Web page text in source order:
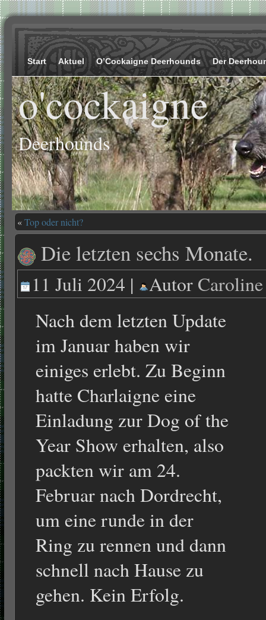
Start Aktuel O’Cockaigne Deerhounds Der
o'cockaigne
Deerhounds
«Top oder nicht?
Die letzten sechs Monate.
11 Juli 2024 | Autor
Nach dem letzten Update
im Januar haben wir
einiges erlebt. Zu Beginn
hatte Charlaigne eine
Einladung zur Dog of the
Year Show erhalten, also
packten wir am 24.
Februar nach Dordrecht,
um eine runde in der
Ring zu rennen und dann
schnell nach Hause zu
gehen. Kein Erfolg.